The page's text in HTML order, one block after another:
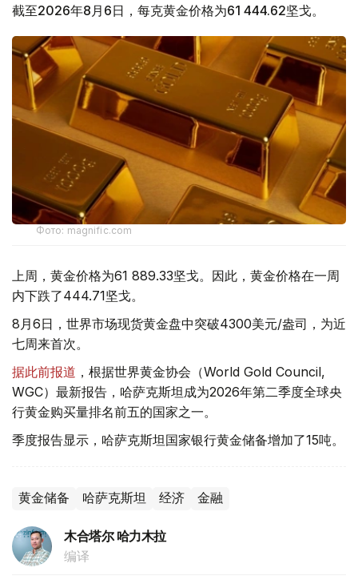
截至2026年8月6日，每克黄金价格为61 444.62坚戈。
Фото: magnific.com
上周，黄金价格为61 889.33坚戈。因此，黄金价格在一周
内下跌了444.71坚戈。
8月6日，世界市场现货黄金盘中突破4300美元/盎司，为近
七周来首次。
据此前报道 ，根据世界黄金协会（World Gold Council,
WGC）最新报告，哈萨克斯坦成为2026年第二季度全球央
行黄金购买量排名前五的国家之一。
季度报告显示，哈萨克斯坦国家银行黄金储备增加了15吨。
黄金储备 哈萨克斯坦 经济 金融
木合塔尔 哈力木拉
编译